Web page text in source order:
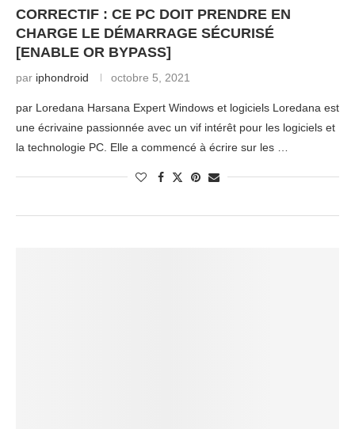
CORRECTIF : CE PC DOIT PRENDRE EN
CHARGE LE DÉMARRAGE SÉCURISÉ
[ENABLE OR BYPASS]
par iphondroid octobre 5, 2021
par Loredana Harsana Expert Windows et logiciels Loredana est
une écrivaine passionnée avec un vif intérêt pour les logiciels et
la technologie PC. Elle a commencé à écrire sur les …